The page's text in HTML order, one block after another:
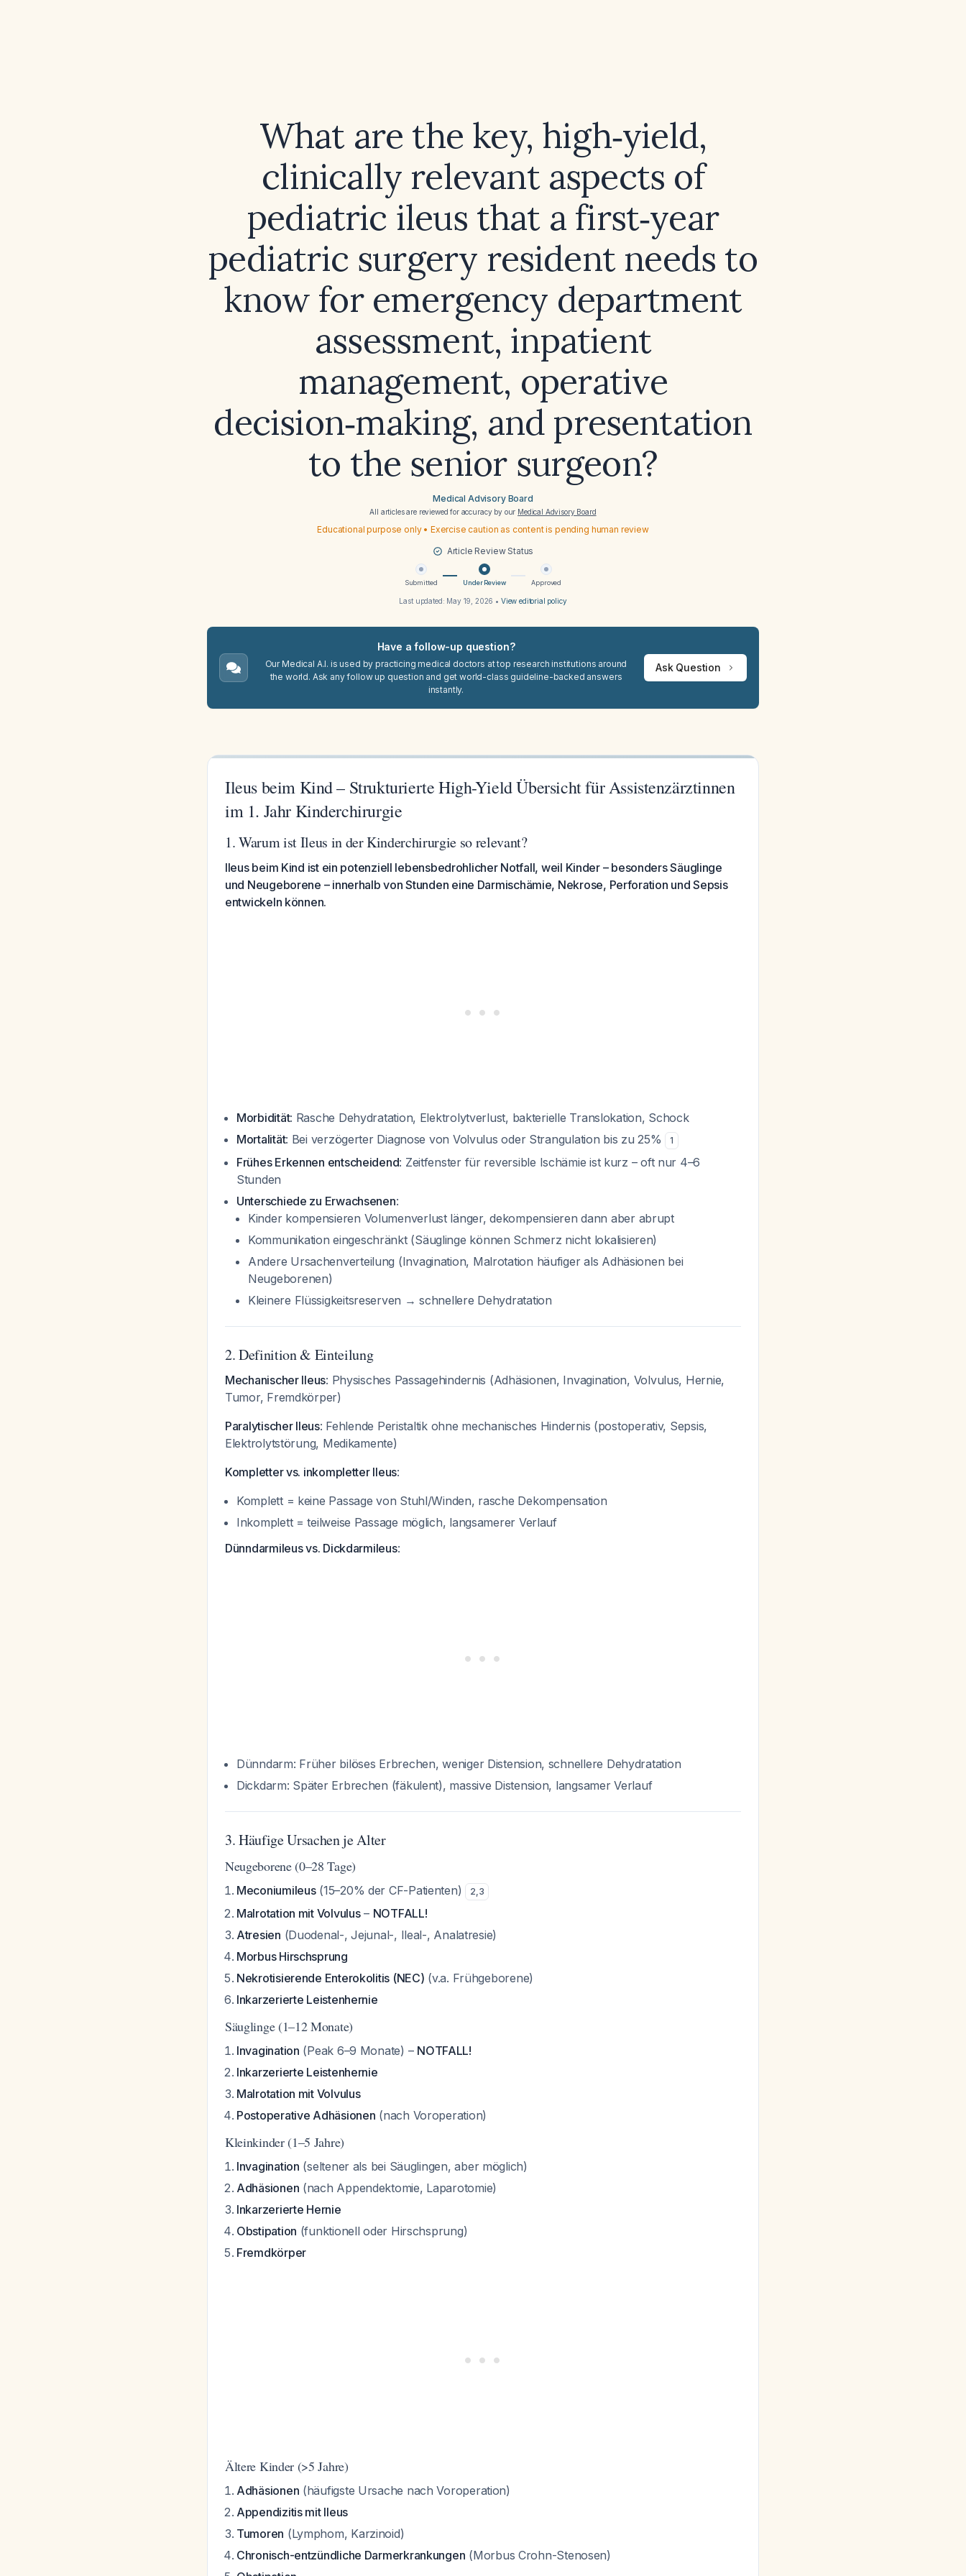
What are the key, high‑yield,
clinically relevant aspects of
pediatric ileus that a first‑year
pediatric surgery resident needs to
know for emergency department
assessment, inpatient
management, operative
decision‑making, and presentation
to the senior surgeon?
Medical Advisory Board
All articles are reviewed for accuracy by our Medical Advisory Board
Educational purpose only • Exercise caution as content is pending human review
Article Review Status
Submitted Under Review Approved
Last updated: May 19, 2026 • View editorial policy
Have a follow-up question?
Our Medical A.I. is used by practicing medical doctors at top research institutions around
the world. Ask any follow up question and get world-class guideline-backed answers
instantly.
Ask Question
Ileus beim Kind – Strukturierte High-Yield Übersicht für Assistenzärztinnen
im 1. Jahr Kinderchirurgie
1. Warum ist Ileus in der Kinderchirurgie so relevant?
Ileus beim Kind ist ein potenziell lebensbedrohlicher Notfall, weil Kinder – besonders Säuglinge
und Neugeborene – innerhalb von Stunden eine Darmischämie, Nekrose, Perforation und Sepsis
entwickeln können.
Morbidität: Rasche Dehydratation, Elektrolytverlust, bakterielle Translokation, Schock
Mortalität: Bei verzögerter Diagnose von Volvulus oder Strangulation bis zu 25% 1
Frühes Erkennen entscheidend: Zeitfenster für reversible Ischämie ist kurz – oft nur 4–6
Stunden
Unterschiede zu Erwachsenen:
Kinder kompensieren Volumenverlust länger, dekompensieren dann aber abrupt
Kommunikation eingeschränkt (Säuglinge können Schmerz nicht lokalisieren)
Andere Ursachenverteilung (Invagination, Malrotation häufiger als Adhäsionen bei
Neugeborenen)
Kleinere Flüssigkeitsreserven → schnellere Dehydratation
2. Definition & Einteilung
Mechanischer Ileus: Physisches Passagehindernis (Adhäsionen, Invagination, Volvulus, Hernie,
Tumor, Fremdkörper)
Paralytischer Ileus: Fehlende Peristaltik ohne mechanisches Hindernis (postoperativ, Sepsis,
Elektrolytstörung, Medikamente)
Kompletter vs. inkompletter Ileus:
Komplett = keine Passage von Stuhl/Winden, rasche Dekompensation
Inkomplett = teilweise Passage möglich, langsamerer Verlauf
Dünndarmileus vs. Dickdarmileus:
Dünndarm: Früher bilöses Erbrechen, weniger Distension, schnellere Dehydratation
Dickdarm: Später Erbrechen (fäkulent), massive Distension, langsamer Verlauf
3. Häufige Ursachen je Alter
Neugeborene (0–28 Tage)
Meconiumileus(15–20% der CF-Patienten) 2,3
Malrotation mit Volvulus– NOTFALL!
Atresien (Duodenal-, Jejunal-, Ileal-, Analatresie)
Morbus Hirschsprung
Nekrotisierende Enterokolitis (NEC) (v.a. Frühgeborene)
Inkarzerierte Leistenhernie
Säuglinge (1–12 Monate)
Invagination (Peak 6–9 Monate) – NOTFALL!
Inkarzerierte Leistenhernie
Malrotation mit Volvulus
Postoperative Adhäsionen (nach Voroperation)
Kleinkinder (1–5 Jahre)
Invagination (seltener als bei Säuglingen, aber möglich)
Adhäsionen (nach Appendektomie, Laparotomie)
Inkarzerierte Hernie
Obstipation (funktionell oder Hirschsprung)
Fremdkörper
Ältere Kinder (>5 Jahre)
Adhäsionen (häufigste Ursache nach Voroperation)
Appendizitis mit Ileus
Tumoren (Lymphom, Karzinoid)
Chronisch-entzündliche Darmerkrankungen (Morbus Crohn-Stenosen)